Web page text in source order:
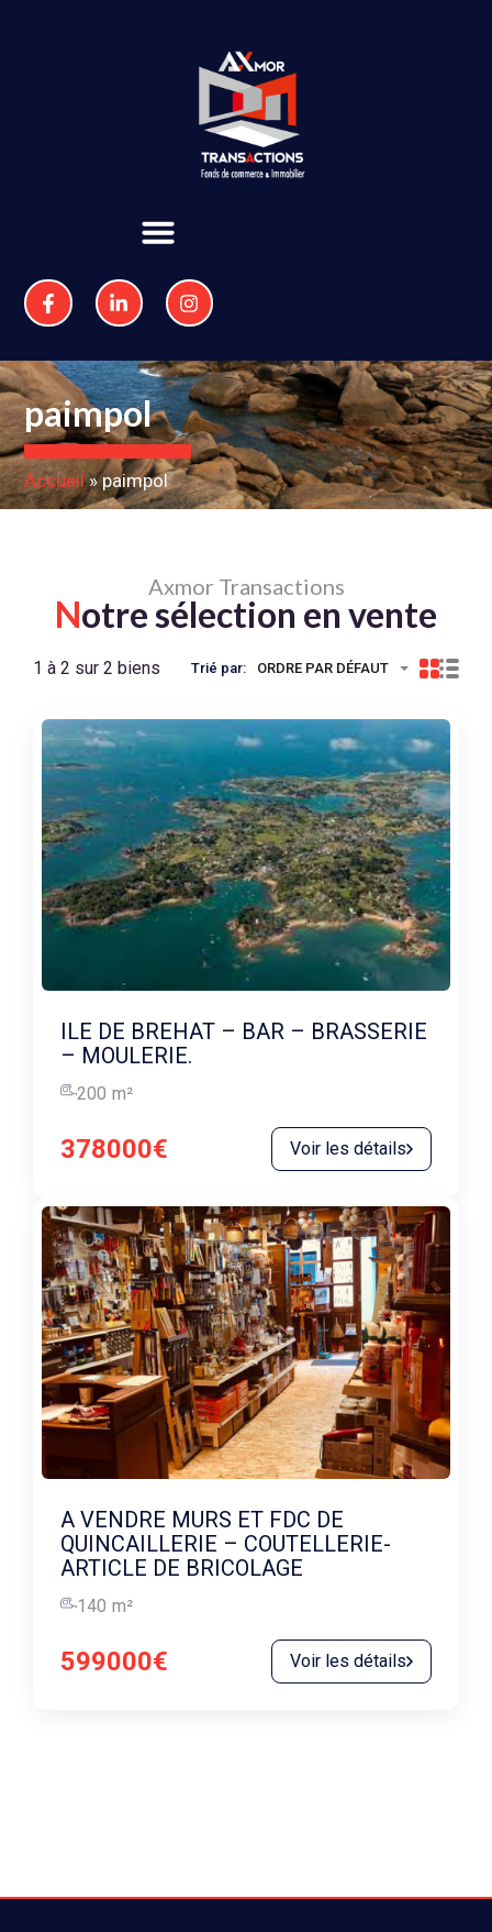
paimpol
Accueil»paimpol
Axmor Transactions
Notre sélection en vente
1 à 2 sur 2 biens Trié par: ORDRE PAR DÉFAUT
ILE DE BREHAT – BAR – BRASSERIE
– MOULERIE.
200 m²
378000€ Voir les détails
A VENDRE MURS ET FDC DE
QUINCAILLERIE – COUTELLERIE-
ARTICLE DE BRICOLAGE
140 m²
599000€ Voir les détails